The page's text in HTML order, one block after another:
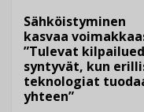
Sähköistyminen
kasvaa
”Tulevat
syntyvät, kun
teknologiat
yhteen”